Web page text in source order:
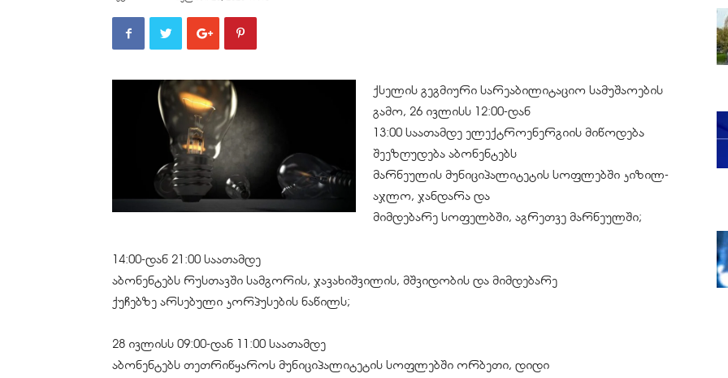
ქსელის გეგმიური სარეაბილიტაციო სამუშაოების
გამო, 26 ივლისს 12:00-დან
13:00 საათამდე ელექტროენერგიის მიწოდება
შეეზღუდება აბონენტებს
მარნეულის მუნიციპალიტეტის სოფლებში კიზილ-
აჯლო, ჯანდარა და
მიმდებარე სოფელბში, აგრეთვე მარნეულში;
14:00-დან 21:00 საათამდე
აბონენტებს რუსთავში სამგორის, ჯავახიშვილის, მშვიდობის და მიმდებარე
ქუჩებზე არსებული კორპუსების ნაწილს;
28 ივლისს 09:00-დან 11:00 საათამდე
აბონენტებს თეთრიწყაროს მუნიციპალიტეტის სოფლებში ორბეთი, დიდი